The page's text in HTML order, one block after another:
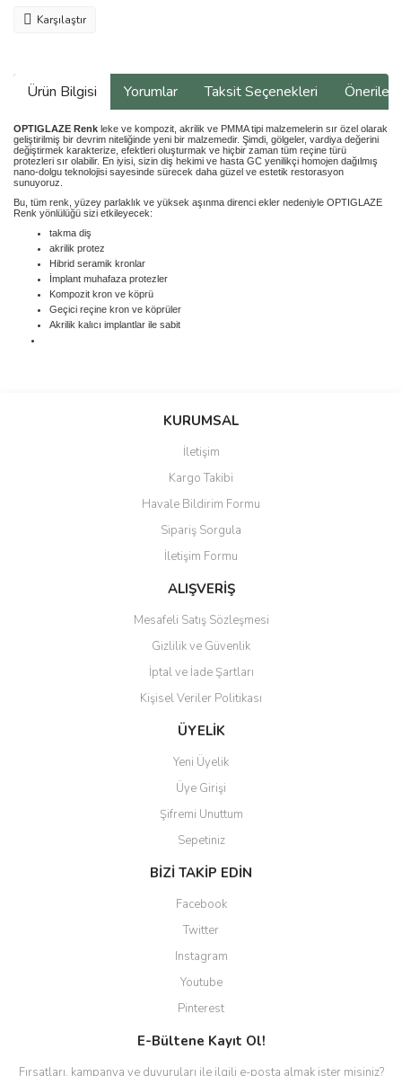
Karşılaştır
Ürün Bilgisi Yorumlar Taksit Seçenekleri
OPTIGLAZE Renk leke ve kompozit, akrilik ve PMMA tipi malzemelerin sır özel olarak
geliştirilmiş bir devrim niteliğinde yeni bir malzemedir. Şimdi, gölgeler, vardiya değerini
değiştirmek karakterize, efektleri oluşturmak ve hiçbir zaman tüm reçine türü
protezleri sır olabilir. En iyisi, sizin diş hekimi ve hasta GC yenilikçi homojen dağılmış
nano-dolgu teknolojisi sayesinde sürecek daha güzel ve estetik restorasyon
sunuyoruz.
Bu, tüm renk, yüzey parlaklık ve yüksek aşınma direnci ekler nedeniyle OPTIGLAZE
Renk yönlülüğü sizi etkileyecek:
takma diş
akrilik protez
Hibrid seramik kronlar
İmplant muhafaza protezler
Kompozit kron ve köprü
Geçici reçine kron ve köprüler
Akrilik kalıcı implantlar ile sabit
Bu ürüne ilk yorumu siz yapın!
Ürün resmi kalitesiz, bozuk veya görüntülenemiyor.
Ürün açıklamasında eksik bilgiler bulunuyor.
Ürün bilgilerinde hatalar bulunuyor.
Ürün fiyatı diğer sitelerden daha pahalı.
Bu ürüne benzer farklı alternatifler olmalı.
Gönder
KURUMSAL
İletişim
Kargo Takibi
Havale Bildirim Formu
Sipariş Sorgula
İletişim Formu
ALIŞVERİŞ
Mesafeli Satış Sözleşmesi
Gizlilik ve Güvenlik
İptal ve İade Şartları
Kişisel Veriler Politikası
ÜYELİK
Yeni Üyelik
Üye Girişi
Şifremi Unuttum
Sepetiniz
BİZİ TAKİP EDİN
Facebook
Twitter
Instagram
Youtube
Pinterest
E-Bültene Kayıt Ol!
Fırsatları, kampanya ve duyuruları ile ilgili e-posta almak ister misiniz?